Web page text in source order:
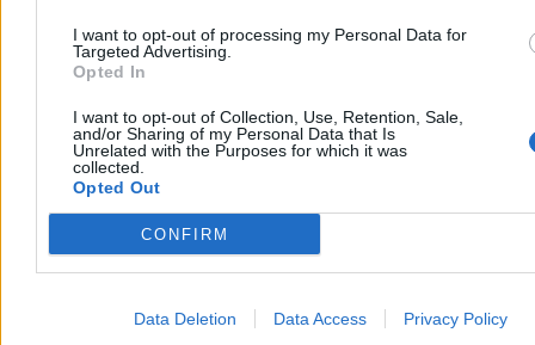
I want to opt-out of processing my Personal Data for
Targeted Advertising.
Opted In
I want to opt-out of Collection, Use, Retention, Sale,
and/or Sharing of my Personal Data that Is
Unrelated with the Purposes for which it was
collected.
Opted Out
CONFIRM
Data Deletion Data Access Privacy Policy